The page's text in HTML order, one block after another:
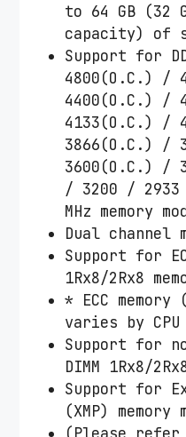
to 64 GB (32
capacity) of
Support for
4800(O.C.) /
4400(O.C.) /
4133(O.C.) /
3866(O.C.) /
3600(O.C.) /
/ 3200 /
MHz memory
Dual channel
Support for
1Rx8/2Rx8
* ECC memory
varies by CPU
Support for
DIMM 1Rx8/
Support for
(XMP) memory
(Please refer